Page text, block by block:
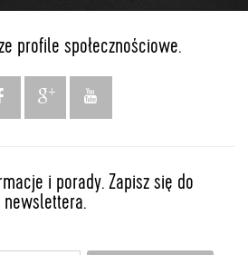
profile społecznościowe.
i porady. Zapisz się do
newslettera.